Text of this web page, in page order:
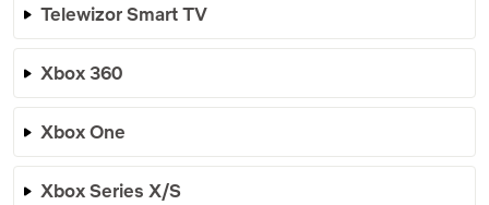
Telewizor Smart TV
Xbox 360
Xbox One
Xbox Series X/S